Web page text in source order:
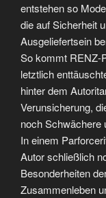
entstehen so
die auf Sicherheit
Ausgeliefertsein
So kommt RENZ-
letztlich
hinter dem
Verunsicherung,
noch Schwächere
In einem
Autor schließlich
Besonderheiten
Zusammenleben